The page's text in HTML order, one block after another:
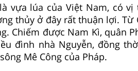
vựa lúa của Việt Nam, có
thủy ở đây rất thuận lợi. Từ
Chiếm được Nam Kì, quân
đình nhà Nguyễn, đồng
Mê Công của Pháp.